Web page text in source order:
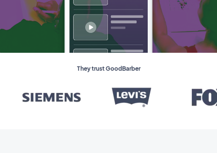
They trust GoodBarber